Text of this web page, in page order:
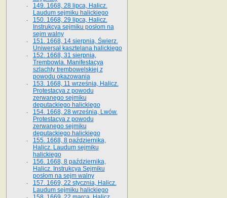
149. 1668, 28 lipca, Halicz.
Laudum sejmiku halickiego
150. 1668, 29 lipca, Halicz.
Instrukcya sejmiku posłom na
sejm walny
151. 1668, 14 sierpnia, Świerz.
Uniwersał kasztelana halickiego
152. 1668, 31 sierpnia,
Trembowla. Manifestacya
szlachty trembowelskiej z
powodu okazowania
153. 1668, 11 września, Halicz.
Protestacya z powodu
zerwanego sejmiku
deputackiego halickiego
154. 1668, 28 września, Lwów.
Protestacya z powodu
zerwanego sejmiku
deputackiego halickiego
155. 1668, 8 października,
Halicz. Laudum sejmiku
halickiego
156. 1668, 8 października,
Halicz. Instrukcya Sejmiku
posłom na sejm walny
157. 1669, 22 stycznia, Halicz.
Laudum sejmiku halickiego